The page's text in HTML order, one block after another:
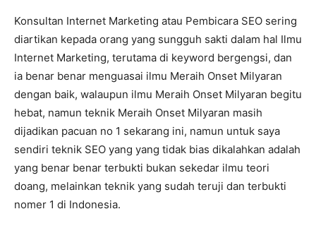
Konsultan Internet Marketing atau Pembicara SEO sering
diartikan kepada orang yang sungguh sakti dalam hal Ilmu
Internet Marketing, terutama di keyword bergengsi, dan
ia benar benar menguasai ilmu Meraih Onset Milyaran
dengan baik, walaupun ilmu Meraih Onset Milyaran begitu
hebat, namun teknik Meraih Onset Milyaran masih
dijadikan pacuan no 1 sekarang ini, namun untuk saya
sendiri teknik SEO yang yang tidak bias dikalahkan adalah
yang benar benar terbukti bukan sekedar ilmu teori
doang, melainkan teknik yang sudah teruji dan terbukti
nomer 1 di Indonesia.